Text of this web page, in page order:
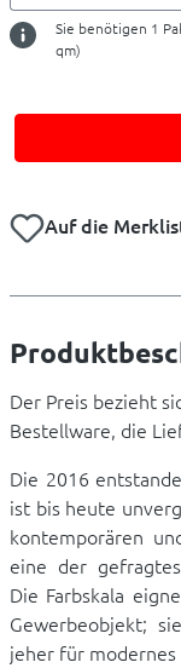
Sie benötigen 1
qm)
Auf die
Der Preis bezieht
Bestellware, die
Die 2016
ist bis heute
kontemporären
eine der
Die Farbskala
Gewerbeobjekt;
jeher für